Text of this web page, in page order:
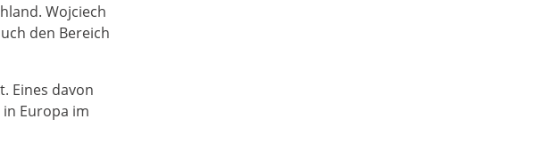
Wojciech
den Bereich
Eines davon
in Europa im